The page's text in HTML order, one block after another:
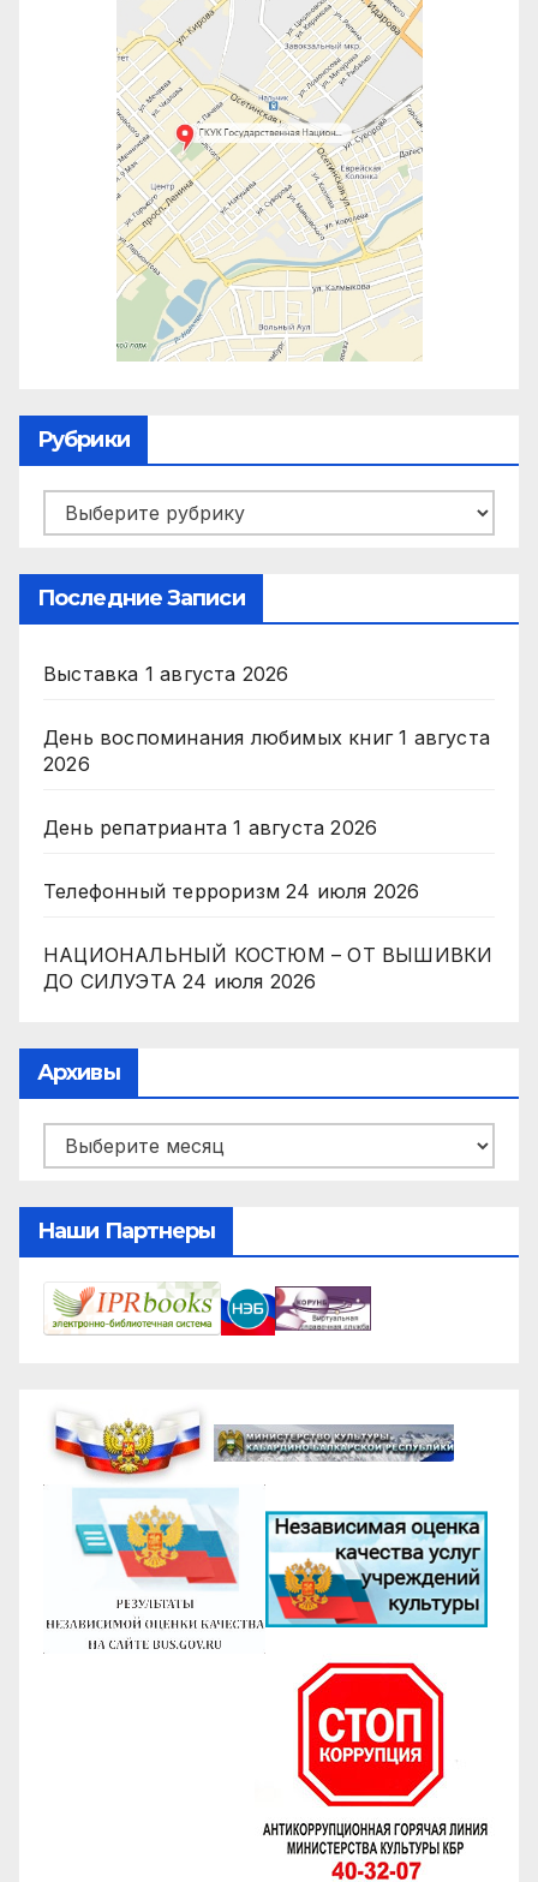
Рубрики
Рубрики
Последние Записи
Выставка 1 августа 2026
День воспоминания любимых книг 1 августа
2026
День репатрианта 1 августа 2026
Телефонный терроризм 24 июля 2026
НАЦИОНАЛЬНЫЙ КОСТЮМ – ОТ ВЫШИВКИ
ДО СИЛУЭТА 24 июля 2026
Архивы
Архивы
Наши Партнеры